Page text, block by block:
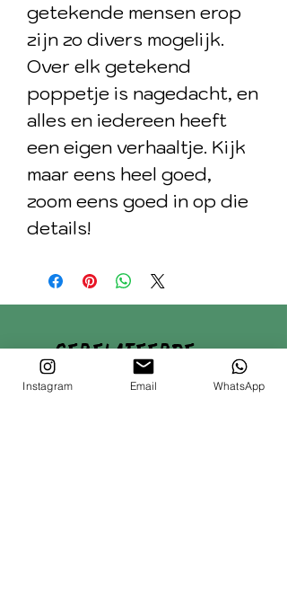
getekende mensen erop
zijn zo divers mogelijk.
Over elk getekend
poppetje is nagedacht, en
alles en iedereen heeft
een eigen verhaaltje. Kijk
maar eens heel goed,
zoom eens goed in op die
details!
Gerelateerde
producten
Instagram Email WhatsApp